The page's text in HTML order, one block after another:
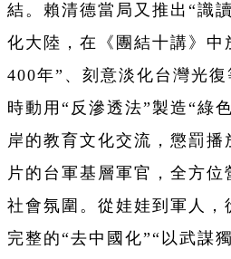
結。賴清德當局又推出“識
化大陸，在《團結十講》中
400年”、刻意淡化台灣光
時動用“反滲透法”製造“綠
岸的教育文化交流，懲罰播
片的台軍基層軍官，全方位
社會氛圍。從娃娃到軍人，
完整的“去中國化”“以武謀